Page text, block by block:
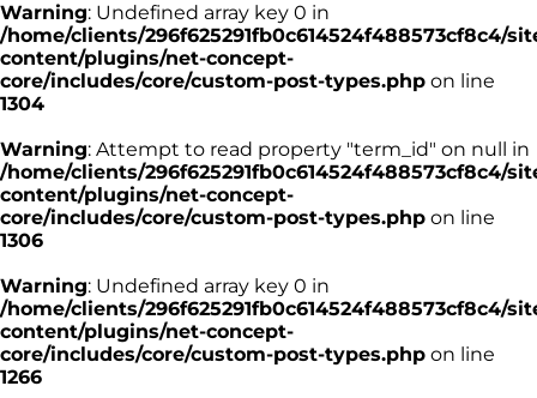
Warning: Undefined array key 0 in
/home/clients/296f625291fb0c614524f488573cf8c4/
content/plugins/net-concept-
core/includes/core/custom-post-types.php on line
1304
Warning: Attempt to read property "term_id" on null in
/home/clients/296f625291fb0c614524f488573cf8c4/
content/plugins/net-concept-
core/includes/core/custom-post-types.php on line
1306
Warning: Undefined array key 0 in
/home/clients/296f625291fb0c614524f488573cf8c4/
content/plugins/net-concept-
core/includes/core/custom-post-types.php on line
1266